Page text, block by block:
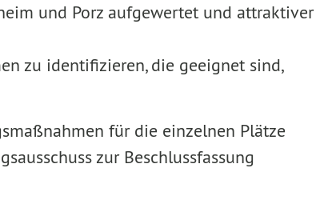
und Porz aufgewertet und attraktiver
zu identifizieren, die geeignet sind,
für die einzelnen Plätze
zur Beschlussfassung